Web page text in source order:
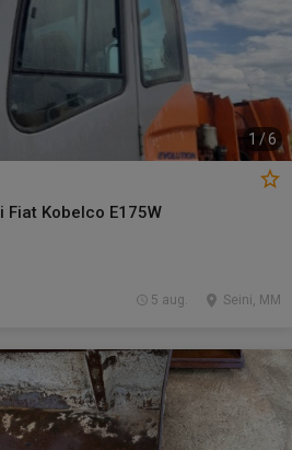
1 /6
Kobelco E175W
Seini, MM
5 aug.